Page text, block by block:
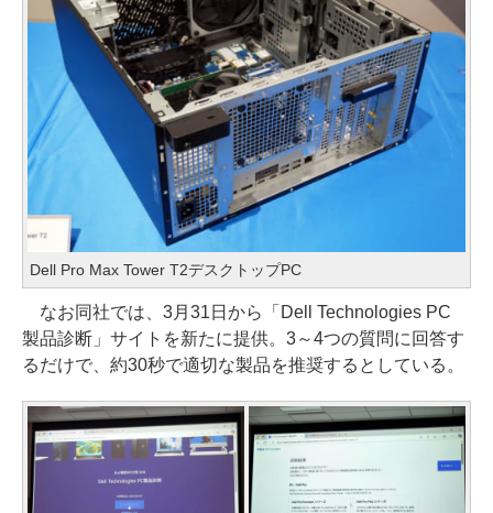
Dell Pro Max Tower T2デスクトップPC
なお同社では、3月31日から「Dell Technologies PC
製品診断」サイトを新たに提供。3～4つの質問に回答す
るだけで、約30秒で適切な製品を推奨するとしている。